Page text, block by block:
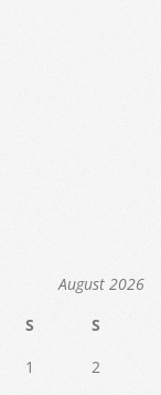
August 2026
S
S
1
2